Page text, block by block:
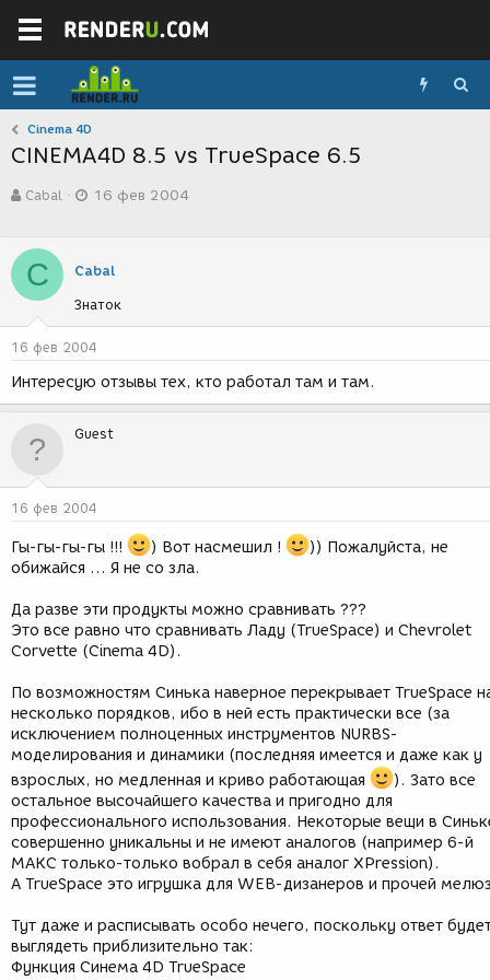
Cinema 4D
CINEMA4D 8.5 vs TrueSpace 6.5
в
т
е
ы
Cabal
а
о
з
а
и
16 фев 2004
C Cabal
Знаток
16 фев 2004
Интересую отзывы тех, кто работал там и там.
Guest
16 фев 2004
Гы-гы-гы-гы !!! ) Вот насмешил !
)) Пожалуйста, не
обижайся ... Я не со зла.
Да разве эти продукты можно сравнивать ???
Это все равно что сравнивать Ладу (TrueSpace) и Chevrolet
Corvette (Cinema 4D).
По возможностям Синька наверное перекрывает TrueSpace
несколько порядков, ибо в ней есть практически все (за
исключением полноценных инструментов NURBS-
моделирования и динамики (последняя имеется и даже как у
взрослых, но медленная и криво работающая
). Зато все
остальное высочайшего качества и пригодно для
профессионального использования. Некоторые вещи в
совершенно уникальны и не имеют аналогов (например 6-й
МАКС только-только вобрал в себя аналог XPression).
А TrueSpace это игрушка для WEB-дизанеров и прочей
Тут даже и расписывать особо нечего, поскольку ответ
выглядеть приблизительно так:
Функция Синема 4D TrueSpace